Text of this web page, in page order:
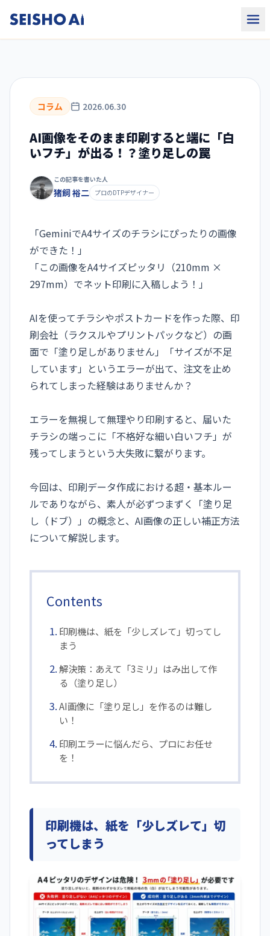
コラム 2026.06.30
AI画像をそのまま印刷すると端に「白
いフチ」が出る！？塗り足しの罠
この記事を書いた人
猪飼 裕二 プロのDTPデザイナー
「GeminiでA4サイズのチラシにぴったりの画像
ができた！」
「この画像をA4サイズピッタリ（210mm ×
297mm）でネット印刷に入稿しよう！」
AIを使ってチラシやポストカードを作った際、印
刷会社（ラクスルやプリントパックなど）の画
面で「塗り足しがありません」「サイズが不足
しています」というエラーが出て、注文を止め
られてしまった経験はありませんか？
エラーを無視して無理やり印刷すると、届いた
チラシの端っこに「不格好な細い白いフチ」が
残ってしまうという大失敗に繋がります。
今回は、印刷データ作成における超・基本ルー
ルでありながら、素人が必ずつまずく「塗り足
し（ドブ）」の概念と、AI画像の正しい補正方法
について解説します。
Contents
印刷機は、紙を「少しズレて」切ってし
まう
解決策：あえて「3ミリ」はみ出して作
る（塗り足し）
AI画像に「塗り足し」を作るのは難し
い！
印刷エラーに悩んだら、プロにお任せ
を！
印刷機は、紙を「少しズレて」切
ってしまう